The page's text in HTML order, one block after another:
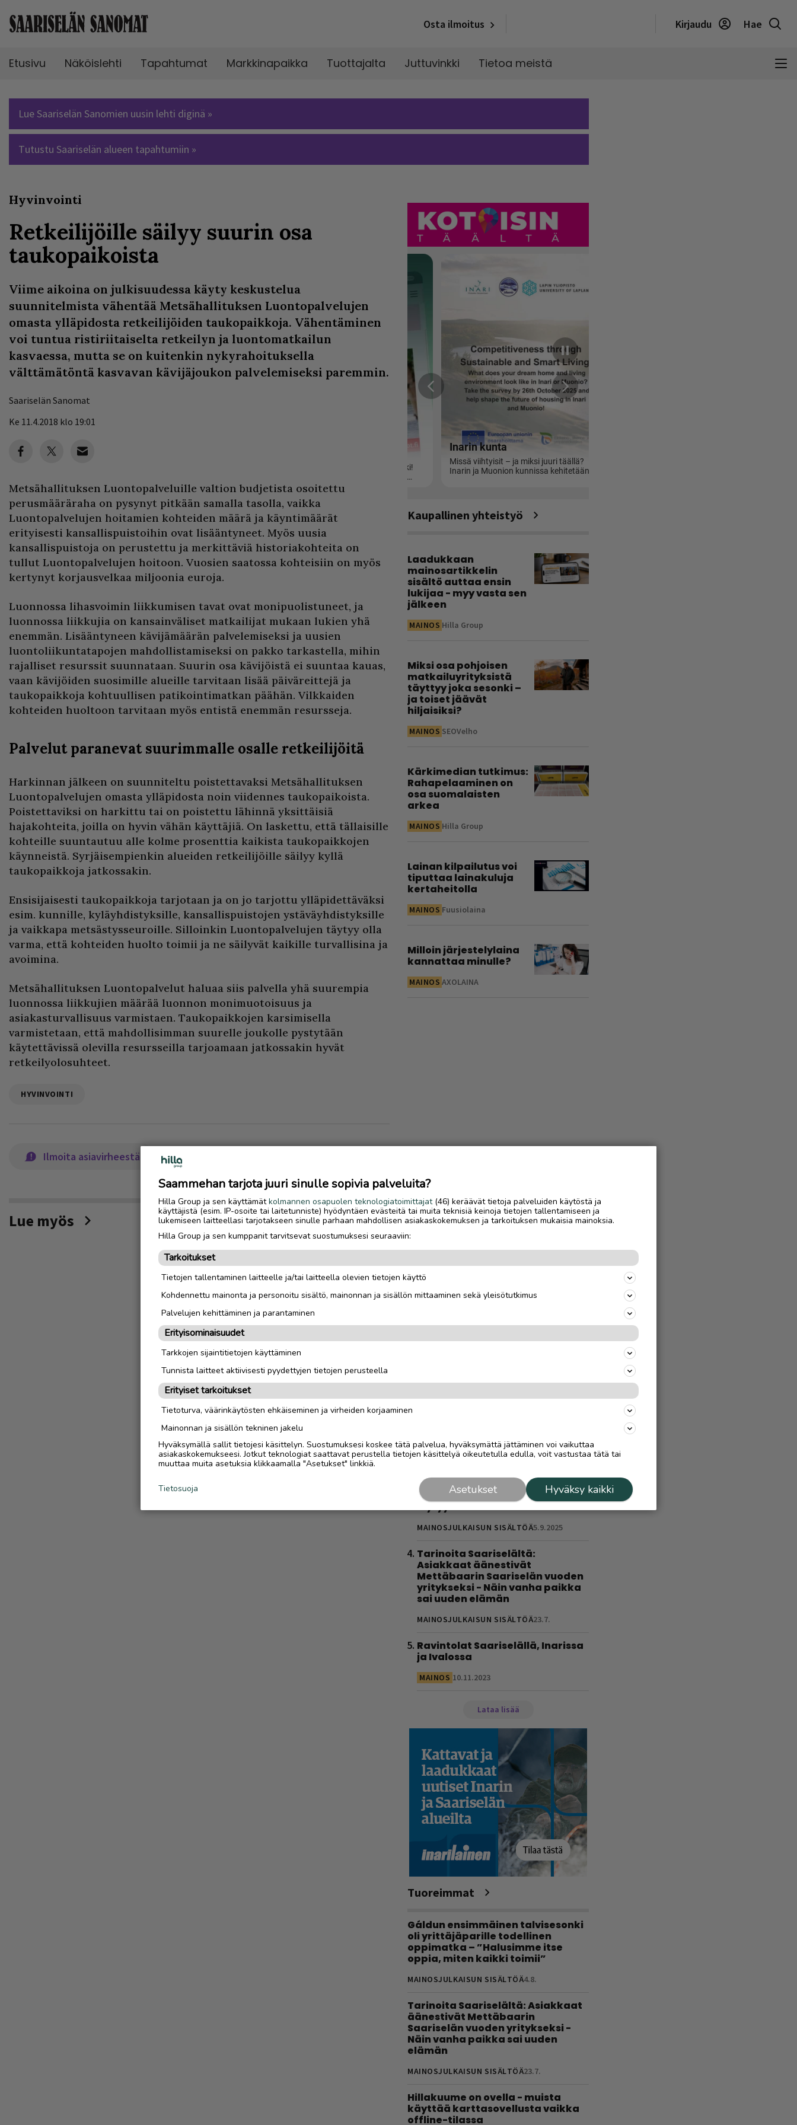
Osta ilmoitus Kirjaudu Hae
Etusivu Näköislehti Tapahtumat Markkinapaikka Tuottajalta Juttuvinkki Tietoa meistä
Lue Saariselän Sanomien uusin lehti diginä »
Tutustu Saariselän alueen tapahtumiin »
Hyvinvointi
Retkeilijöille säilyy suurin osa
taukopaikoista
Viime aikoina on julkisuudessa käyty keskustelua
suunnitelmista vähentää Metsähallituksen Luontopalvelujen
omasta ylläpidosta retkeilijöiden taukopaikkoja. Vähentäminen
voi tuntua ristiriitaiselta retkeilyn ja luontomatkailun
kasvaessa, mutta se on kuitenkin nykyrahoituksella
välttämätöntä kasvavan kävijäjoukon palvelemiseksi paremmin.
Saariselän Sanomat
Ke 11.4.2018 klo 19:01
Metsähallituksen Luontopalveluille valtion budjetista osoitettu
perusmääräraha on pysynyt pitkään samalla tasolla, vaikka
Luontopalvelujen hoitamien kohteiden määrä ja käyntimäärät
erityisesti kansallispuistoihin ovat lisääntyneet. Myös uusia
kansallispuistoja on perustettu ja merkittäviä historiakohteita on
tullut Luontopalvelujen hoitoon. Vuosien saatossa kohteisiin on myös
kertynyt korjausvelkaa miljoonia euroja.
Luonnossa lihasvoimin liikkumisen tavat ovat monipuolistuneet, ja
luonnossa liikkujia on kansainväliset matkailijat mukaan lukien yhä
enemmän. Lisääntyneen kävijämäärän palvelemiseksi ja uusien
luontoliikuntatapojen mahdollistamiseksi on pakko tarkastella, mihin
rajalliset resurssit suunnataan. Suurin osa kävijöistä ei suuntaa kauas,
vaan kävijöiden suosimille alueille tarvitaan lisää päiväreittejä ja
taukopaikkoja kohtuullisen patikointimatkan päähän. Vilkkaiden
kohteiden huoltoon tarvitaan myös entistä enemmän resursseja.
Palvelut paranevat suurimmalle osalle retkeilijöitä
Harkinnan jälkeen on suunniteltu poistettavaksi Metsähallituksen
Luontopalvelujen omasta ylläpidosta noin viidennes taukopaikoista.
Poistettaviksi on harkittu tai on poistettu lähinnä yksittäisiä
hajakohteita, joilla on hyvin vähän käyttäjiä. On laskettu, että tällaisille
kohteille suuntautuu alle kolme prosenttia kaikista taukopaikkojen
käynneistä. Syrjäisempienkin alueiden retkeilijöille säilyy kyllä
taukopaikkoja jatkossakin.
Ensisijaisesti taukopaikkoja tarjotaan ja on jo tarjottu ylläpidettäväksi
esim. kunnille, kyläyhdistyksille, kansallispuistojen ystäväyhdistyksille
ja vaikkapa metsästysseuroille. Silloinkin Luontopalvelujen täytyy olla
varma, että kohteiden huolto toimii ja ne säilyvät kaikille turvallisina ja
avoimina.
Metsähallituksen Luontopalvelut haluaa siis palvella yhä suurempia
luonnossa liikkujien määrää luonnon monimuotoisuus ja
asiakasturvallisuus varmistaen. Taukopaikkojen karsimisella
varmistetaan, että mahdollisimman suurelle joukolle pystytään
käytettävissä olevilla resursseilla tarjoamaan jatkossakin hyvät
retkeilyolosuhteet.
HYVINVOINTI
Ilmoita asiavirheestä
Lue myös
Kaupallinen yhteistyö
Laadukkaan
mainosartikkelin
sisältö auttaa ensin
lukijaa - myy vasta sen
jälkeen
MAINOS Hilla Group
Miksi osa pohjoisen
matkailuyrityksistä
täyttyy joka sesonki –
ja toiset jäävät
hiljaisiksi?
MAINOS SEOVelho
Kärkimedian tutkimus:
Rahapelaaminen on
osa suomalaisten
arkea
MAINOS Hilla Group
Lainan kilpailutus voi
tiputtaa lainakuluja
kertaheitolla
MAINOS Fuusiolaina
Milloin järjestelylaina
kannattaa minulle?
MAINOS AXOLAINA
Luetuimmat
talvisesonki oli yrittäjäparille
”Halusimme itse oppia, miten
MAINOS 11.3.2024
Saariselälle – viisi
latauspaikkaa, joista virtaa
löytyy varmasti
MAINOSJULKAISUN SISÄLTÖÄ5.9.2025
Tarinoita Saariselältä:
Asiakkaat äänestivät
Mettäbaarin Saariselän vuoden
yritykseksi - Näin vanha paikka
sai uuden elämän
MAINOSJULKAISUN SISÄLTÖÄ23.7.
Ravintolat Saariselällä, Inarissa
ja Ivalossa
MAINOS 10.11.2023
Lataa lisää
Tuoreimmat
Gáldun ensimmäinen talvisesonki
oli yrittäjäparille todellinen
oppimatka – ”Halusimme itse
oppia, miten kaikki toimii”
MAINOSJULKAISUN SISÄLTÖÄ4.8.
Tarinoita Saariselältä: Asiakkaat
äänestivät Mettäbaarin
Saariselän vuoden yritykseksi -
Näin vanha paikka sai uuden
elämän
MAINOSJULKAISUN SISÄLTÖÄ23.7.
Hillakuume on ovella - muista
käyttää karttasovellusta vaikka
offline-tilassa
Saammehan tarjota juuri sinulle sopivia palveluita?
Hilla Group ja sen käyttämätkolmannen osapuolen teknologiatoimittajat(46) keräävät tietoja palveluiden käytöstä ja
käyttäjistä (esim. IP-osoite tai laitetunniste) hyödyntäen evästeitä tai muita teknisiä keinoja tietojen tallentamiseen ja
lukemiseen laitteellasi tarjotakseen sinulle parhaan mahdollisen asiakaskokemuksen ja tarkoituksen mukaisia mainoksia.
Hilla Group ja sen kumppanit tarvitsevat suostumuksesi seuraaviin:
Tarkoitukset
Tietojen tallentaminen laitteelle ja/tai laitteella olevien tietojen käyttö
Kohdennettu mainonta ja personoitu sisältö, mainonnan ja sisällön mittaaminen sekä yleisötutkimus
Palvelujen kehittäminen ja parantaminen
Erityisominaisuudet
Tarkkojen sijaintitietojen käyttäminen
Tunnista laitteet aktiivisesti pyydettyjen tietojen perusteella
Erityiset tarkoitukset
Tietoturva, väärinkäytösten ehkäiseminen ja virheiden korjaaminen
Mainonnan ja sisällön tekninen jakelu
Hyväksymällä sallit tietojesi käsittelyn. Suostumuksesi koskee tätä palvelua, hyväksymättä jättäminen voi vaikuttaa
asiakaskokemukseesi. Jotkut teknologiat saattavat perustella tietojen käsittelyä oikeutetulla edulla, voit vastustaa tätä tai
muuttaa muita asetuksia klikkaamalla "Asetukset" linkkiä.
Hyväksy kaikki
Asetukset
Tietosuoja